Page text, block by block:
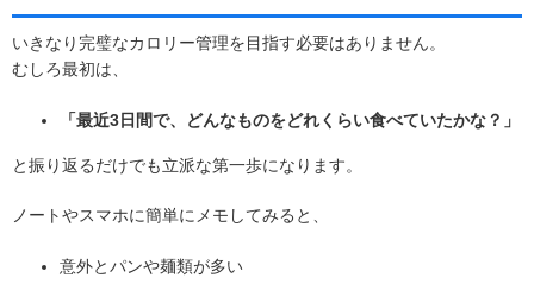
いきなり完璧なカロリー管理を目指す必要はありません。
むしろ最初は、
「最近3日間で、どんなものをどれくらい食べていたかな？」
と振り返るだけでも立派な第一歩になります。
ノートやスマホに簡単にメモしてみると、
意外とパンや麺類が多い